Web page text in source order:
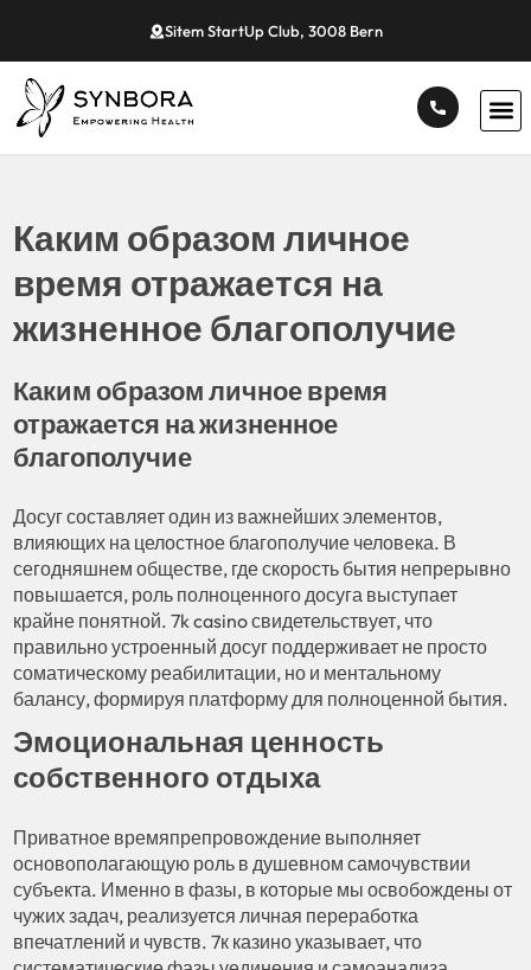
Sitem StartUp Club, 3008 Bern
Каким образом личное
время отражается на
жизненное благополучие
Каким образом личное время
отражается на жизненное
благополучие
Досуг составляет один из важнейших элементов,
влияющих на целостное благополучие человека. В
сегодняшнем обществе, где скорость бытия непрерывно
повышается, роль полноценного досуга выступает
крайне понятной. 7k casino свидетельствует, что
правильно устроенный досуг поддерживает не просто
соматическому реабилитации, но и ментальному
балансу, формируя платформу для полноценной бытия.
Эмоциональная ценность
собственного отдыха
Приватное времяпрепровождение выполняет
основополагающую роль в душевном самочувствии
субъекта. Именно в фазы, в которые мы освобождены от
чужих задач, реализуется личная переработка
впечатлений и чувств. 7к казино указывает, что